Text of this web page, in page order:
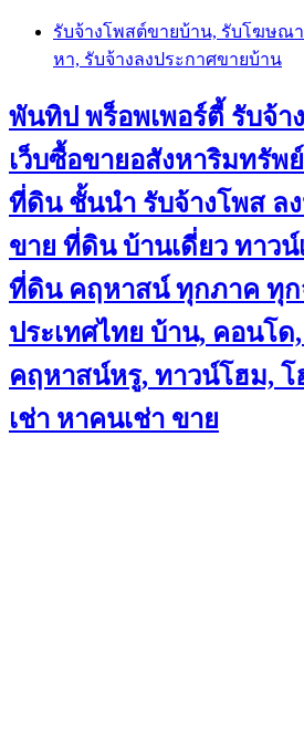
Skip
content
รับจ้างโพสต์ขายบ้าน, รับโฆษณ
หา, รับจ้างลงประกาศขายบ้าน
พันทิป พร็อพเพอร์ตี้ รับจ้า
เว็บซื้อขายอสังหาริมทรัพ
ที่ดิน ชั้นนำ รับจ้างโพส ล
ขาย ที่ดิน บ้านเดี่ยว ทาว
ที่ดิน คฤหาสน์ ทุกภาค ทุก
ประเทศไทย บ้าน, คอนโด
คฤหาสน์หรู, ทาวน์โฮม,
เช่า หาคนเช่า ขาย